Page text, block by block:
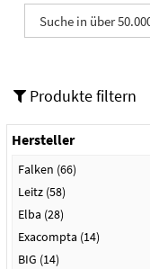
Produkte filtern
Hersteller
Falken (66)
Leitz (58)
Elba (28)
Exacompta (14)
BIG (14)